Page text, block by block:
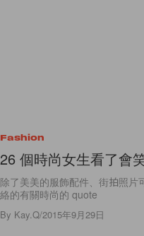
Fashion
26 個時尚女生看了會
除了美美的服飾配件、街拍照
絡的有關時尚的 quote
By Kay.Q/2015年9月29日